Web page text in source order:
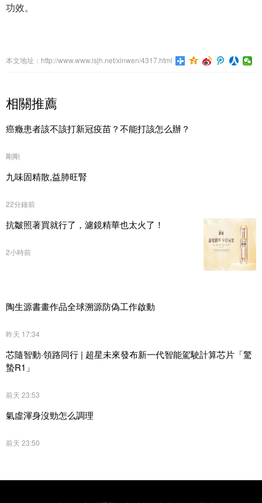
功效。
本文地址：http://www.www.lsjh.net/xinwen/4317.html
相關推薦
癌癥患者該不該打新冠疫苗？不能打該怎么辦？
剛剛
九味固精散,益肺旺腎
22分鐘前
抗皺照著買就行了，濾鏡精華也太火了！
2小時前
陶生源書畫作品全球溯源防偽工作啟動
昨天 17:34
芯隨智動·領路同行 | 超星未來發布新一代智能駕駛計算芯片「驚
蟄R1」
前天 23:53
氣虛渾身沒勁怎么調理
前天 23:50